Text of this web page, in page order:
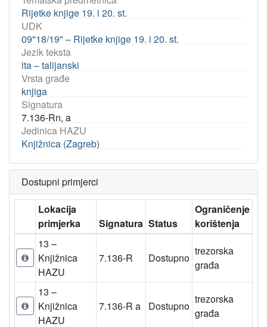
Rijetke knjige 19. i 20. st.
UDK
09"18/19" – Rijetke knjige 19. i 20. st.
Jezik teksta
ita – talijanski
Vrsta građe
knjiga
Signatura
7.136-Rn, a
Jedinica HAZU
Knjižnica (Zagreb)
Dostupni primjerci
Lokacija
primjerka
Signatura Status
Ograničenje
korištenja
13 –
Knjižnica
HAZU
7.136-R Dostupno
trezorska
građa
13 –
Knjižnica
HAZU
7.136-R a Dostupno
trezorska
građa